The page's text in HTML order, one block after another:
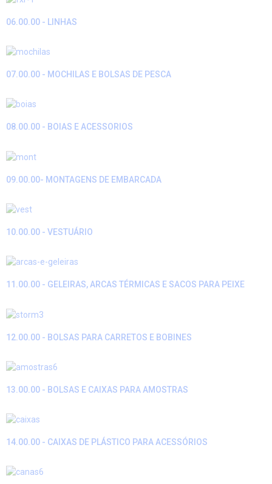
06.00.00 - LINHAS
07.00.00 - MOCHILAS E BOLSAS DE PESCA
08.00.00 - BOIAS E ACESSORIOS
09.00.00- MONTAGENS DE EMBARCADA
10.00.00 - VESTUÁRIO
11.00.00 - GELEIRAS, ARCAS TÉRMICAS E SACOS PARA PEIXE
12.00.00 - BOLSAS PARA CARRETOS E BOBINES
13.00.00 - BOLSAS E CAIXAS PARA AMOSTRAS
14.00.00 - CAIXAS DE PLÁSTICO PARA ACESSÓRIOS